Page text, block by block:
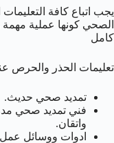
يجب اتباع كافة
الصحي كونها عملية
كامل
تعليمات الحذر والحرص
تمديد صحي حديث.
فني تمديد صحي
واتقان.
ادوات ووسائل